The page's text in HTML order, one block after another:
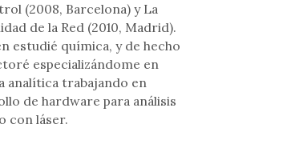
(2008, Barcelona) y La
de la Red (2010, Madrid).
estudié química, y de hecho
especializándome en
analítica trabajando en
de hardware para análisis
con láser.